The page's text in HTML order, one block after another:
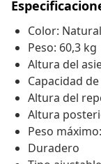
Color:
Peso: 60,3 kg
Altura del
Capacidad
Altura del
Altura
Peso
Duradero